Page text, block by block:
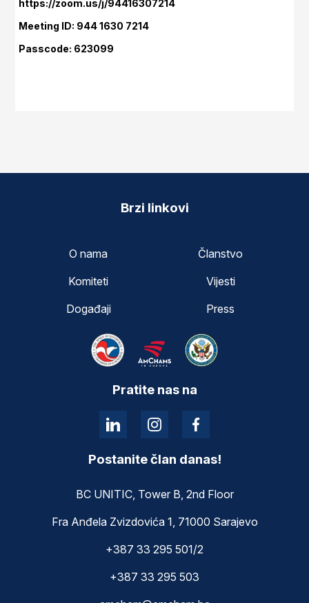
https://zoom.us/j/94416307214
Meeting ID: 944 1630 7214
Passcode: 623099
Brzi linkovi
O nama
Članstvo
Komiteti
Vijesti
Događaji
Press
Pratite nas na
Postanite član danas!
BC UNITIC, Tower B, 2nd Floor
Fra Anđela Zvizdovića 1, 71000 Sarajevo
+387 33 295 501/2
+387 33 295 503